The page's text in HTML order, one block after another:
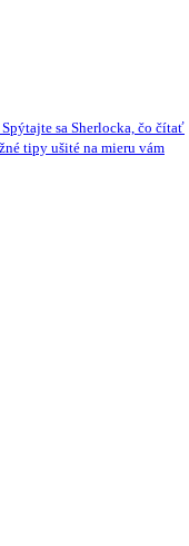
Spýtajte sa Sherlocka, čo čítať
tipy ušité na mieru vám